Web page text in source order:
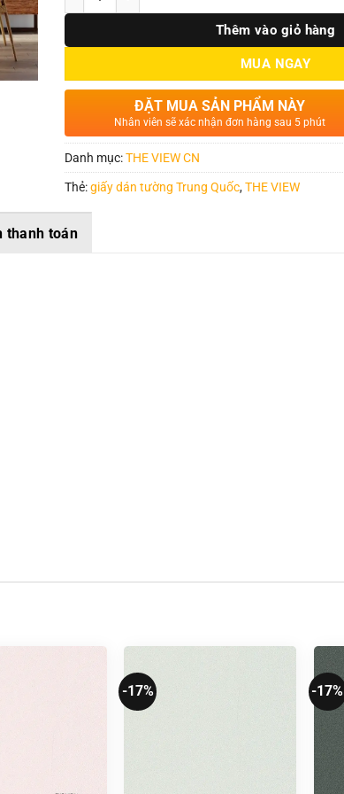
Thêm vào giỏ hàng
MUA NGAY
ĐẶT MUA SẢN PHẨM NÀY
Nhân viên sẽ xác nhận đơn hàng sau 5 phút
Danh mục:THE VIEW CN
Thẻ:giấy dán tường Trung Quốc,THE VIEW
thanh toán
-17% -17%